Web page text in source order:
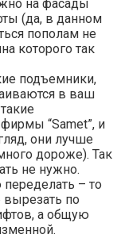
на фасады
(да, в данном
пополам не
которого так
подъемники,
в ваш
“Samet”, и
они лучше
дороже). Так
не нужно.
– то
вырезать по
а общую